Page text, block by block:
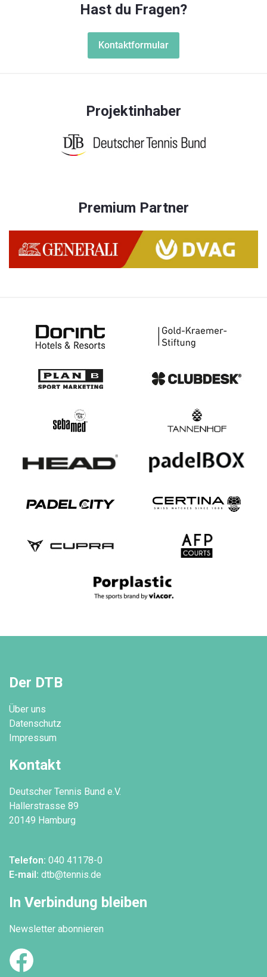
Hast du Fragen?
Kontaktformular
Projektinhaber
Premium Partner
Der DTB
Über uns
Datenschutz
Impressum
Kontakt
Deutscher Tennis Bund e.V.
Hallerstrasse 89
20149 Hamburg
Telefon: 040 41178-0
E-mail: dtb@tennis.de
In Verbindung bleiben
Newsletter abonnieren